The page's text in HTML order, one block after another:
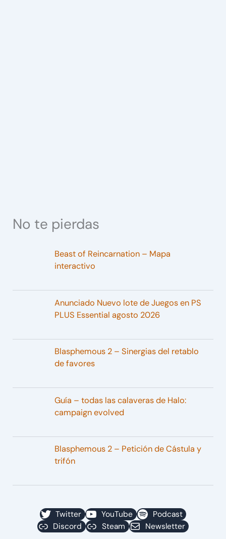
No te pierdas
Beast of Reincarnation – Mapa
interactivo
Anunciado Nuevo lote de Juegos en PS
PLUS Essential agosto 2026
Blasphemous 2 – Sinergias del retablo
de favores
Guía – todas las calaveras de Halo:
campaign evolved
Blasphemous 2 – Petición de Cástula y
trifón
Twitter YouTube
Podcast
Discord
Steam Newsletter